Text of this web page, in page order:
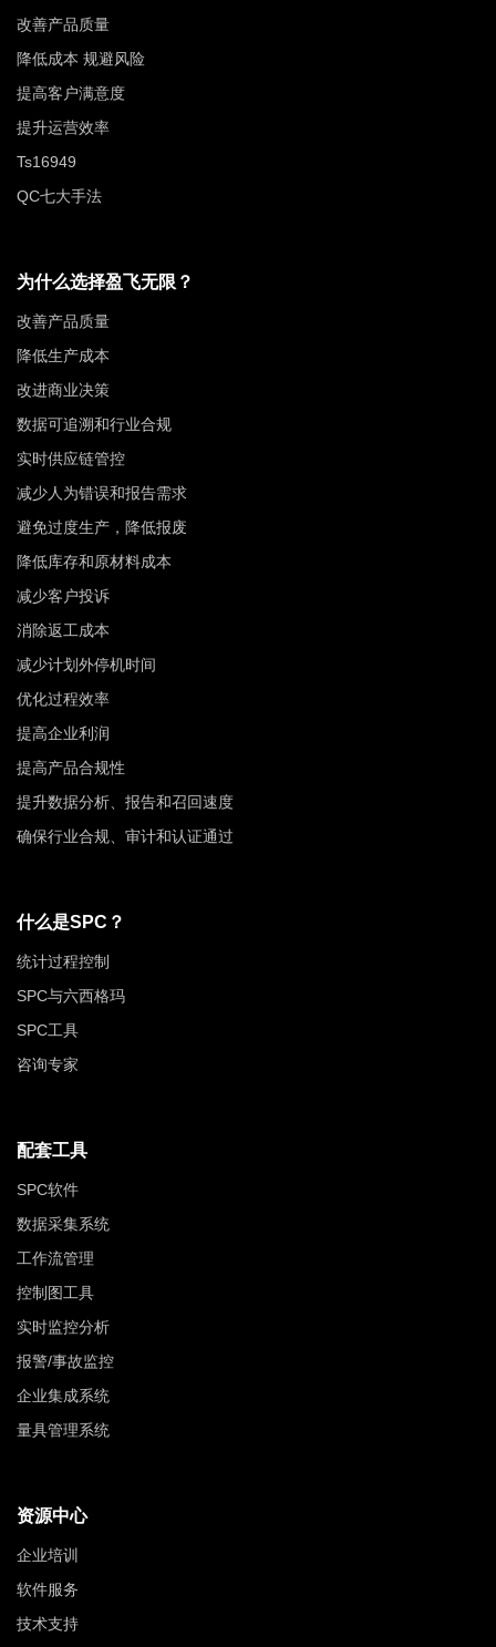
改善产品质量
降低成本 规避风险
提高客户满意度
提升运营效率
Ts16949
QC七大手法
为什么选择盈飞无限？
改善产品质量
降低生产成本
改进商业决策
数据可追溯和行业合规
实时供应链管控
减少人为错误和报告需求
避免过度生产，降低报废
降低库存和原材料成本
减少客户投诉
消除返工成本
减少计划外停机时间
优化过程效率
提高企业利润
提高产品合规性
提升数据分析、报告和召回速度
确保行业合规、审计和认证通过
什么是SPC？
统计过程控制
SPC与六西格玛
SPC工具
咨询专家
配套工具
SPC软件
数据采集系统
工作流管理
控制图工具
实时监控分析
报警/事故监控
企业集成系统
量具管理系统
资源中心
企业培训
软件服务
技术支持